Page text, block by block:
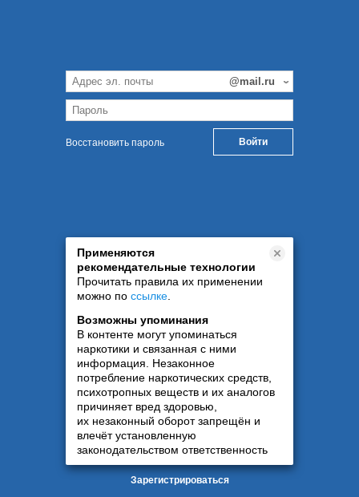
Восстановить пароль
Применяются
рекомендательные технологии
Прочитать правила их применении
можно по ссылке
Возможны упоминания
В контенте могут упоминаться
наркотики и связанная с ними
информация. Незаконное
потребление наркотических средств,
психотропных веществ и их аналогов
причиняет вред здоровью,
их незаконный оборот запрещён и
влечёт установленную
законодательством ответственность
Зарегистрироваться